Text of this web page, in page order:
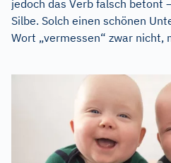
jedoch das Verb falsch betont
Silbe. Solch einen schönen
Wort „vermessen“ zwar nicht,